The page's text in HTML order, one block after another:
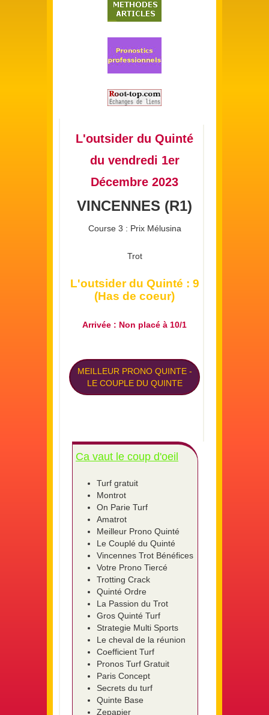
L'outsider du Quinté
du vendredi 1er
Décembre 2023
VINCENNES (R1)
Course 3 : Prix Mélusina
Trot
L'outsider du Quinté : 9
(Has de coeur)
Arrivée : Non placé à 10/1
MEILLEUR PRONO QUINTE-
LE COUPLE DU QUINTE
Ca vaut le coup d'oeil
Turf gratuit
Montrot
On Parie Turf
Amatrot
Meilleur Prono Quinté
Le Couplé du Quinté
Vincennes Trot Bénéfices
Votre Prono Tiercé
Trotting Crack
Quinté Ordre
La Passion du Trot
Gros Quinté Turf
Strategie Multi Sports
Le cheval de la réunion
Coefficient Turf
Pronos Turf Gratuit
Paris Concept
Secrets du turf
Quinte Base
Zepapier